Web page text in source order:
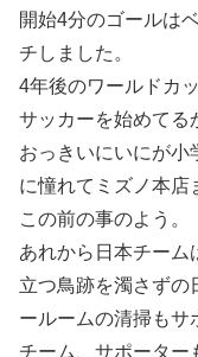
開始4分のゴールは
チしました。
4年後のワールドカ
サッカーを始めてる
おっきいにいにが小
に憧れてミズノ本店
この前の事のよう。
あれから日本チーム
立つ鳥跡を濁さずの
ールームの清掃もサ
チーム、サポーター